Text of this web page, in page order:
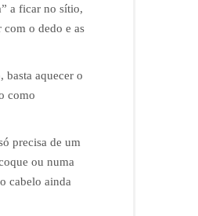
a ficar no sítio,
com o dedo e as
basta aquecer o
como
precisa de um
ou numa
cabelo ainda